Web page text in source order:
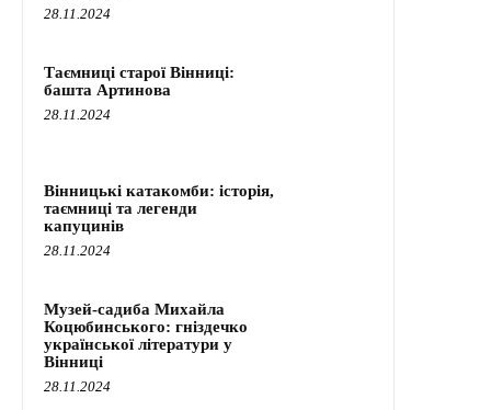
28.11.2024
Таємниці старої Вінниці:
башта Артинова
28.11.2024
Вінницькі катакомби: історія,
таємниці та легенди
капуцинів
28.11.2024
Музей-садиба Михайла
Коцюбинського: гніздечко
української літератури у
Вінниці
28.11.2024